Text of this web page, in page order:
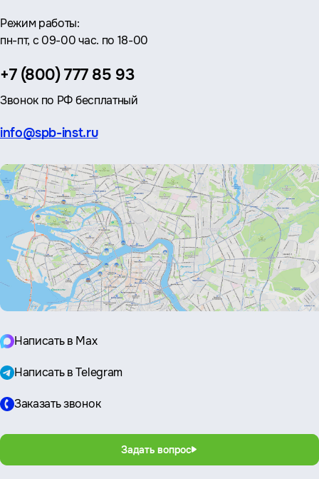
Режим работы:
пн-пт, с 09-00 час. по 18-00
Телефон:
+7 (800) 777 85 93
Звонок по РФ бесплатный
Эл.
info@spb-inst.ru
Написать в Max
Написать в Telegram
Заказать звонок
Задать вопрос